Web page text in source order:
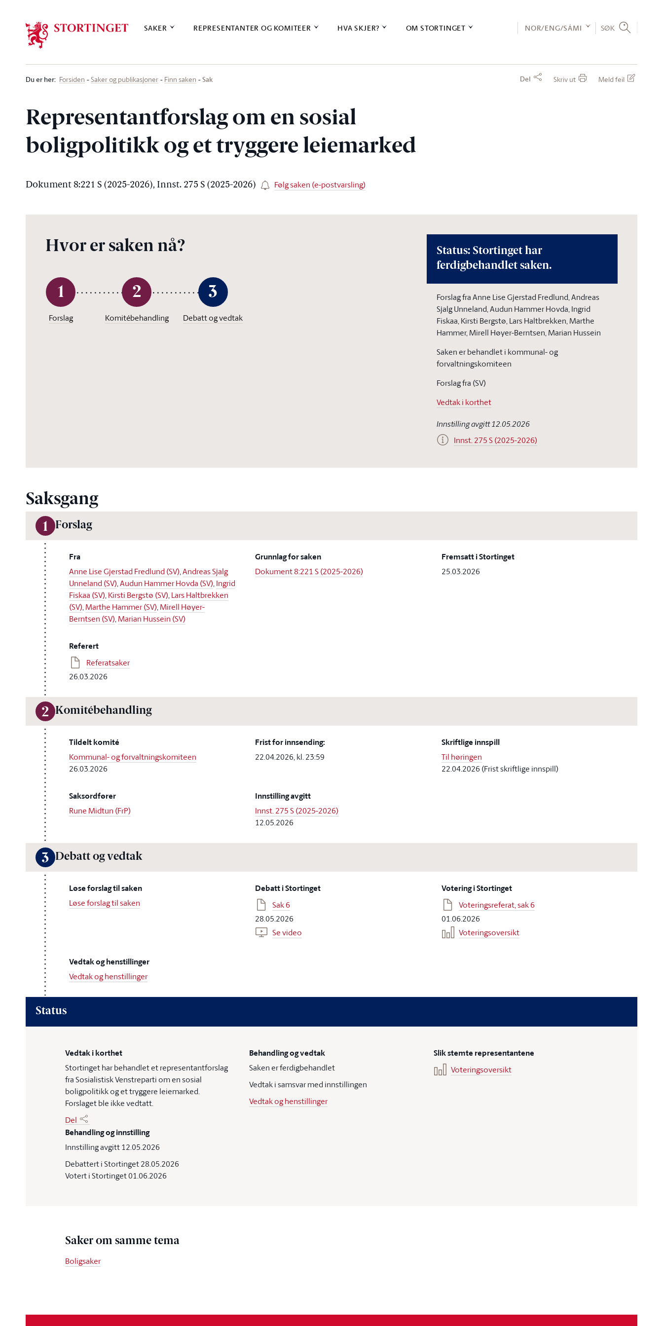
SAKER REPRESENTANTER OG KOMITEER HVA SKJER? OM STORTINGET NOR/ENG/SÁMI SØK
Du er her: Forsiden Saker og publikasjoner Finn saken Sak Del Skriv ut Meld feil
Representantforslag om en sosial
boligpolitikk og et tryggere leiemarked
Dokument 8:221 S (2025-2026), Innst. 275 S (2025-2026) Følg saken (e-postvarsling)
Hvor er saken nå?
1
Forslag
2
Komitébehandling
3
Debatt og vedtak
Status: Stortinget har
ferdigbehandlet saken.
Forslag fra Anne Lise Gjerstad Fredlund, Andreas
Sjalg Unneland, Audun Hammer Hovda, Ingrid
Fiskaa, Kirsti Bergstø, Lars Haltbrekken, Marthe
Hammer, Mirell Høyer-Berntsen, Marian Hussein
Saken er behandlet i kommunal- og
forvaltningskomiteen
Forslag fra (SV)
Vedtak i korthet
Innstilling avgitt 12.05.2026
Innst. 275 S (2025-2026)
Saksgang
1 Forslag
Fra
Anne Lise Gjerstad Fredlund (SV),Andreas Sjalg
Unneland (SV),Audun Hammer Hovda (SV),Ingrid
Fiskaa (SV),Kirsti Bergstø (SV),Lars Haltbrekken
(SV),Marthe Hammer (SV),Mirell Høyer-
Berntsen (SV),Marian Hussein (SV)
Grunnlag for saken
Dokument 8:221 S (2025-2026)
Fremsatt i Stortinget
25.03.2026
Referert
Referatsaker
26.03.2026
2 Komitébehandling
Tildelt komité
Kommunal- og forvaltningskomiteen
26.03.2026
Frist for innsending:
22.04.2026, kl. 23:59
Skriftlige innspill
Til høringen
22.04.2026 (Frist skriftlige innspill)
Saksordfører
Rune Midtun (FrP)
Innstilling avgitt
Innst. 275 S (2025-2026)
12.05.2026
3 Debatt og vedtak
Løse forslag til saken
Løse forslag til saken
Debatt i Stortinget
Sak 6
28.05.2026
Se video
Votering i Stortinget
Voteringsreferat, sak 6
01.06.2026
Voteringsoversikt
Vedtak og henstillinger
Vedtak og henstillinger
Status
Vedtak i korthet
Stortinget har behandlet et representantforslag
fra Sosialistisk Venstreparti om en sosial
boligpolitikk og et tryggere leiemarked.
Forslaget ble ikke vedtatt.
Del
Behandling og vedtak
Saken er ferdigbehandlet
Vedtak i samsvar med innstillingen
Vedtak og henstillinger
Slik stemte representantene
Voteringsoversikt
Behandling og innstilling
Innstilling avgitt 12.05.2026
Debattert i Stortinget 28.05.2026
Votert i Stortinget 01.06.2026
Saker om samme tema
Boligsaker